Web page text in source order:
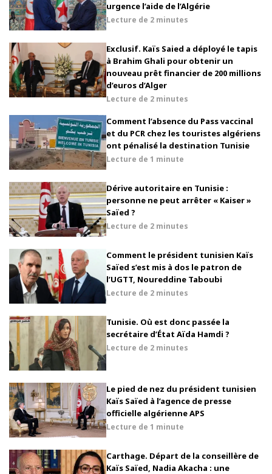
urgence l’aide de l’Algérie
Lecture de 2 minutes
Exclusif. Kaïs Saied a déployé le tapis
à Brahim Ghali pour obtenir un
nouveau prêt financier de 200 millions
d’euros d’Alger
Lecture de 2 minutes
Comment l’absence du Pass vaccinal
et du PCR chez les touristes algériens
ont pénalisé la destination Tunisie
Lecture de 1 minute
Dérive autoritaire en Tunisie :
personne ne peut arrêter « Kaiser »
Saïed ?
Lecture de 2 minutes
Comment le président tunisien Kaïs
Saïed s’est mis à dos le patron de
l’UGTT, Noureddine Taboubi
Lecture de 2 minutes
Tunisie. Où est donc passée la
secrétaire d’État Aïda Hamdi ?
Lecture de 2 minutes
Le pied de nez du président tunisien
Kaïs Saïed à l’agence de presse
officielle algérienne APS
Lecture de 1 minute
Carthage. Départ de la conseillère de
Kaïs Saïed, Nadia Akacha : une